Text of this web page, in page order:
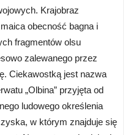
Krajobraz
obecność bagna i
fragmentów olsu
zalewanego przez
Ciekawostką jest nazwa
„Olbina” przyjęta od
ludowego określenia
w którym znajduje się